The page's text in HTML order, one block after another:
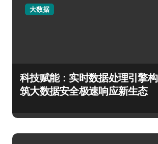
大数据
科技赋能：实时数据处理引擎构
筑大数据安全极速响应新生态